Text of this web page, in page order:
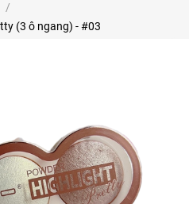
/
(3 ô ngang) - #03